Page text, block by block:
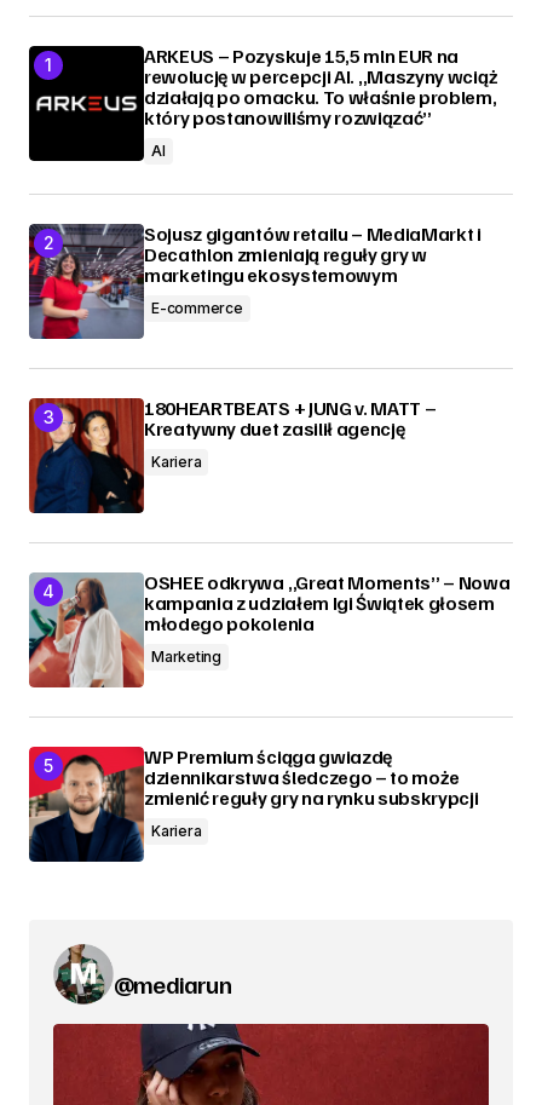
ARKEUS – Pozyskuje 15,5 mln EUR na
rewolucję w percepcji AI. „Maszyny wciąż
działają po omacku. To właśnie problem,
który postanowiliśmy rozwiązać”
AI
Sojusz gigantów retailu – MediaMarkt i
Decathlon zmieniają reguły gry w
marketingu ekosystemowym
E-commerce
180HEARTBEATS + JUNG v. MATT –
Kreatywny duet zasilił agencję
Kariera
OSHEE odkrywa „Great Moments” – Nowa
kampania z udziałem Igi Świątek głosem
młodego pokolenia
Marketing
WP Premium ściąga gwiazdę
dziennikarstwa śledczego – to może
zmienić reguły gry na rynku subskrypcji
Kariera
@mediarun